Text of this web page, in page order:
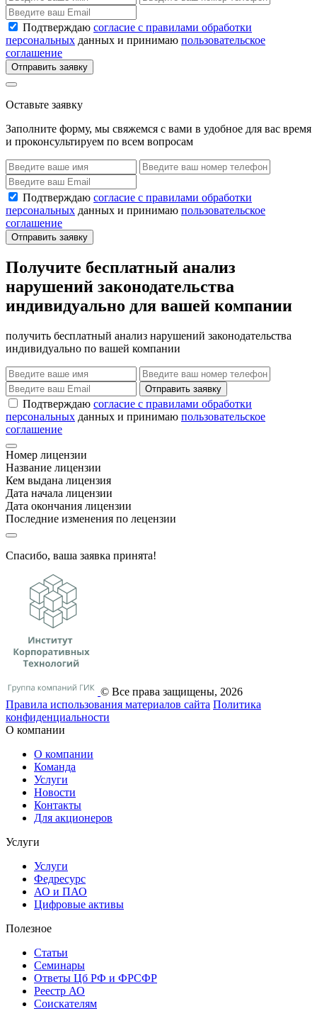
Подтверждаю согласие с правилами обработки
персональных данных и принимаю пользовательское
соглашение
Отправить заявку
Оставьте заявку
Заполните форму, мы свяжемся с вами в удобное для вас время
и проконсультируем по всем вопросам
Подтверждаю согласие с правилами обработки
персональных данных и принимаю пользовательское
соглашение
Отправить заявку
Получите бесплатный анализ
нарушений законодательства
индивидуально для вашей компании
получить бесплатный анализ нарушений законодательства
индивидуально по вашей компании
Отправить заявку
Подтверждаю согласие с правилами обработки
персональных данных и принимаю пользовательское
соглашение
Номер лицензии
Название лицензии
Кем выдана лицензия
Дата начала лицензии
Дата окончания лицензии
Последние изменения по лецензии
Спасибо, ваша заявка принята!
© Все права защищены, 2026
Правила использования материалов сайта Политика
конфиденциальности
О компании
О компании
Команда
Услуги
Новости
Контакты
Для акционеров
Услуги
Услуги
Федресурс
АО и ПАО
Цифровые активы
Полезное
Статьи
Cеминары
Ответы Цб РФ и ФРСФР
Реестр АО
Соискателям